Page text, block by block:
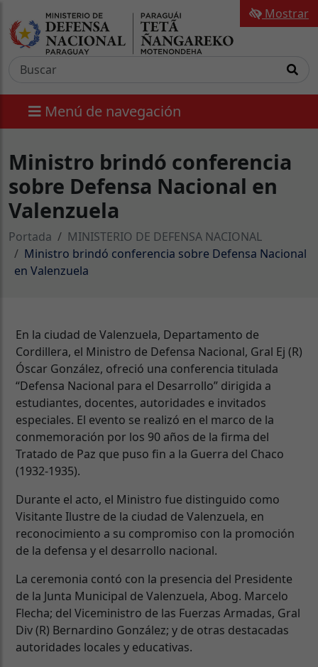
Menú de navegación
Mostrar
Ministro brindó conferencia
sobre Defensa Nacional en
Valenzuela
Portada
MINISTERIO DE DEFENSA NACIONAL
Ministro brindó conferencia sobre Defensa Nacional
en Valenzuela
En la ciudad de Valenzuela, Departamento de
Cordillera, el Ministro de Defensa Nacional, Gral Ej (R)
Óscar González, ofreció una conferencia titulada
“Defensa Nacional para el Desarrollo” dirigida a
estudiantes, docentes, autoridades e invitados
especiales. El evento se realizó en el marco de la
conmemoración por los 90 años de la firma del
Tratado de Paz que puso fin a la Guerra del Chaco
(1932-1935).
Durante el acto, el Ministro fue distinguido como
Visitante Ilustre de la ciudad de Valenzuela, en
reconocimiento a su compromiso con la promoción
de la defensa y el desarrollo nacional.
La ceremonia contó con la presencia del Presidente
de la Junta Municipal de Valenzuela, Abog. Marcelo
Flecha; del Viceministro de las Fuerzas Armadas, Gral
Div (R) Bernardino González; y de otras destacadas
autoridades locales y educativas.